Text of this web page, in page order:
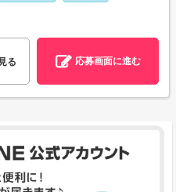
る 応募画面に進む